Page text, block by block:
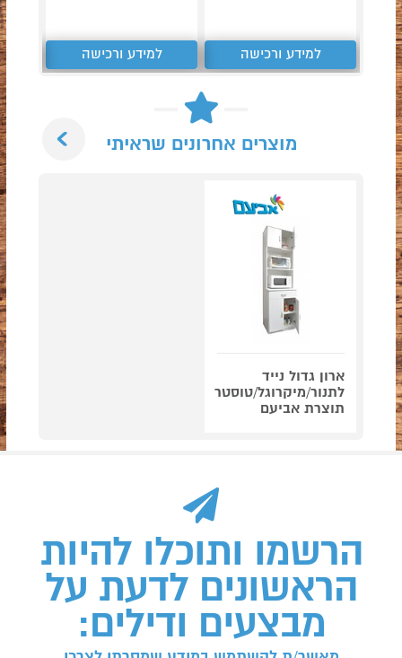
למידע ורכישה למידע ורכישה
מוצרים אחרונים שראיתי
ארון גדול נייד
לתנור/מיקרוגל/טוסטר
תוצרת אביעם
הרשמו ותוכלו להיות
הראשונים לדעת על
מבצעים ודילים: